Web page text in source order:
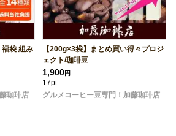
袋 組み
珈琲店
【200g×3袋】まとめ買い得々プロジ
ェクト/珈琲豆
1,900円
17pt
グルメコーヒー豆専門！加藤珈琲店